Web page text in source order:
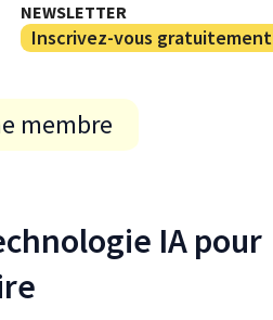
NEWSLETTER
Inscrivez-vous gratuitement
membre
IA pour